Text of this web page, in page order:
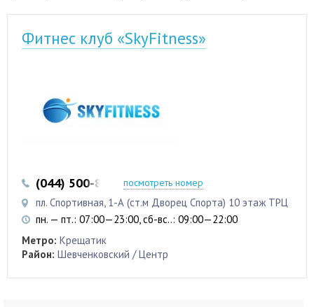
Фитнес клуб «SkyFitness»
(044) 500-83-38 (050) 337-88-94
посмотреть номер
пл. Спортивная, 1-А (ст.м Дворец Спорта) 10 этаж ТРЦ
пн. — пт.: 07:00—23:00, сб-вс..: 09:00—22:00
Метро: Крещатик
Район: Шевченковский / Центр